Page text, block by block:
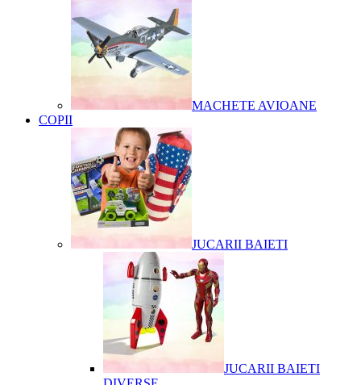
MACHETE AVIOANE
COPII
JUCARII BAIETI
JUCARII BAIETI